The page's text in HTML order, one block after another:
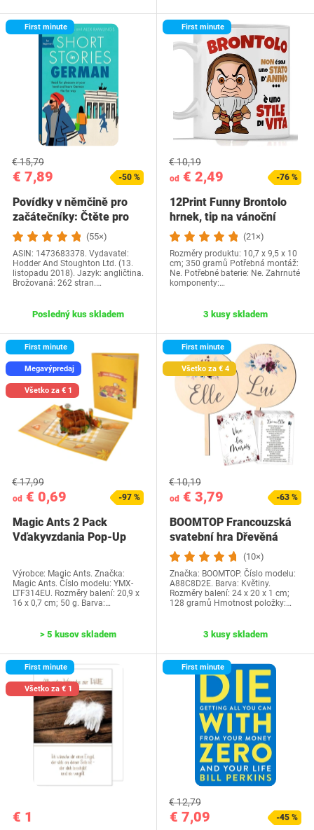
First minute
€ 7,89
€ 15,79
-50 %
Povídky v němčině pro
začátečníky: Čtěte pro
radost na své…(55×)
ASIN: 1473683378. Vydavatel:
Hodder And Stoughton Ltd. (13.
listopadu 2018). Jazyk: angličtina.
Brožovaná: 262 stran.…
Posledný kus skladem
First minute
od € 2,49
€ 10,19
-76 %
12Print Funny Brontolo
hrnek, tip na vánoční
dárek a…
(21×)
Rozměry produktu: 10,7 x 9,5 x 10
cm; 350 gramů Potřebná montáž:
Ne. Potřebné baterie: Ne. Zahrnuté
komponenty:…
3 kusy skladem
First minute
Megavýpredaj
Všetko za € 1
od € 0,69
€ 17,99
-97 %
Magic Ants 2 Pack
Vďakyvzdania Pop-Up
Výrobce: Magic Ants. Značka:
Magic Ants. Číslo modelu: YMX-
LTF314EU. Rozměry balení: 20,9 x
16 x 0,7 cm; 50 g. Barva:…
> 5 kusov skladem
First minute
Všetko za € 4
od € 3,79
€ 10,19
-63 %
BOOMTOP Francouzská
svatební hra Dřevěná
cedulka a kvízové…
(10×)
Značka: BOOMTOP. Číslo modelu:
A88C8D2E. Barva: Květiny.
Rozměry balení: 24 x 20 x 1 cm;
128 gramů Hmotnost položky:…
3 kusy skladem
First minute
Všetko za € 1
€ 1
First minute
€ 7,09
€ 12,79
-45 %